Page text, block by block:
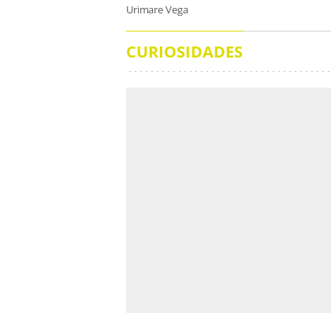
Urimare Vega
CURIOSIDADES